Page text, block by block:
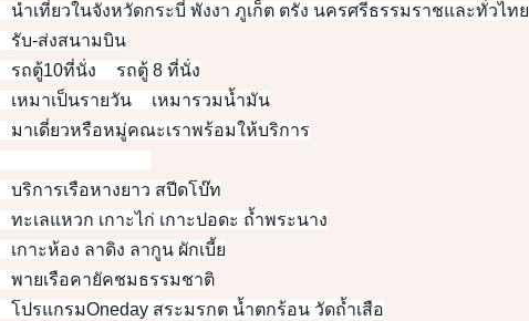
นำเที่ยวในจังหวัดกระบี่ พังงา ภูเก็ต ตรัง นครศรีธรรมราชและทั่วไทย
รับ-ส่งสนามบิน
รถตู้10ที่นั่ง
รถตู้ 8 ที่นั่ง
เหมาเป็นรายวัน
เหมารวมน้ำมัน
มาเดี่ยวหรือหมู่คณะเราพร้อมให้บริการ
👉บริการเรือหางยาว สปีดโบ๊ท
👉ทะเลแหวก เกาะไก่ เกาะปอดะ ถ้ำพระนาง
👉เกาะห้อง ลาดิง ลากูน ผักเบี้ย
👉พายเรือคายัคชมธรรมชาติ
โปรแกรมOneday สระมรกต น้ำตกร้อน วัดถ้ำเสือ